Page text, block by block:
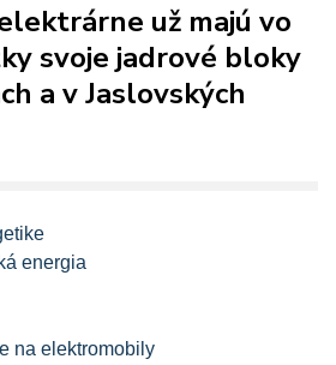
už majú vo
svoje jadrové bloky
a v Jaslovských
energia
na elektromobily